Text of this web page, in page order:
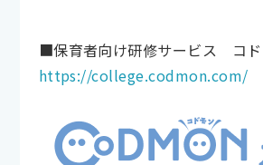
■保育者向け研修サービス コド
https://college.codmon.com/